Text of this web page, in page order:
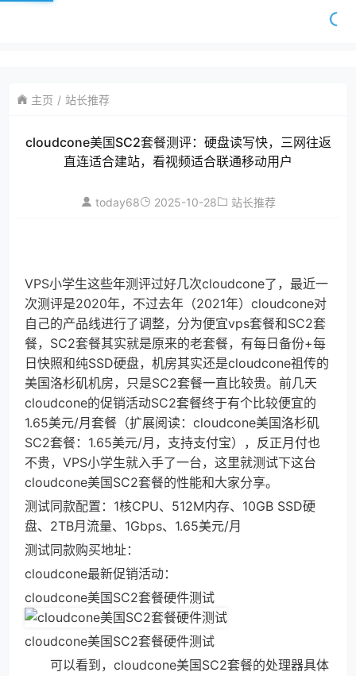
主页 站长推荐
cloudcone美国SC2套餐测评：硬盘读写快，三网往返
直连适合建站，看视频适合联通移动用户
today68 2025-10-28 站长推荐
VPS小学生这些年测评过好几次cloudcone了，最近一
次测评是2020年，不过去年（2021年）cloudcone对
自己的产品线进行了调整，分为便宜vps套餐和SC2套
餐，SC2套餐其实就是原来的老套餐，有每日备份+每
日快照和纯SSD硬盘，机房其实还是cloudcone祖传的
美国洛杉矶机房，只是SC2套餐一直比较贵。前几天
cloudcone的促销活动SC2套餐终于有个比较便宜的
1.65美元/月套餐（扩展阅读：cloudcone美国洛杉矶
SC2套餐：1.65美元/月，支持支付宝），反正月付也
不贵，VPS小学生就入手了一台，这里就测试下这台
cloudcone美国SC2套餐的性能和大家分享。
测试同款配置：1核CPU、512M内存、10GB SSD硬
盘、2TB月流量、1Gbps、1.65美元/月
测试同款购买地址：
cloudcone最新促销活动：
cloudcone美国SC2套餐硬件测试
cloudcone美国SC2套餐硬件测试
可以看到，cloudcone美国SC2套餐的处理器具体